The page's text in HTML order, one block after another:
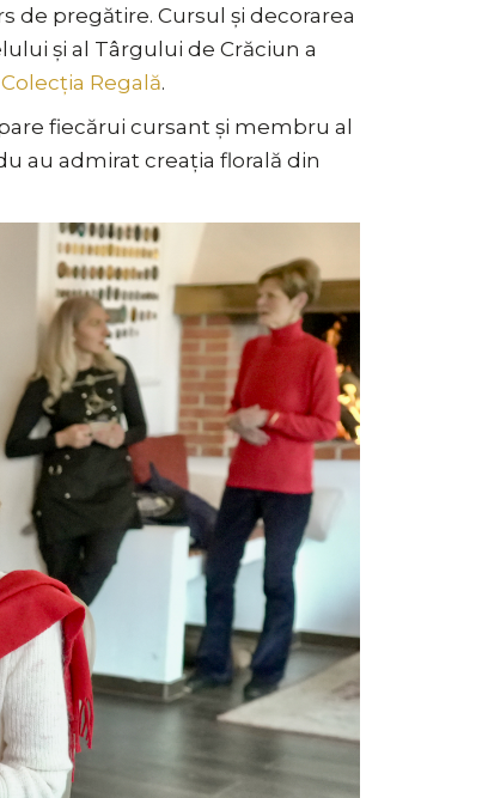
de pregătire. Cursul și decorarea
și al Târgului de Crăciun a
Regală.
fiecărui cursant și membru al
au admirat creația florală din